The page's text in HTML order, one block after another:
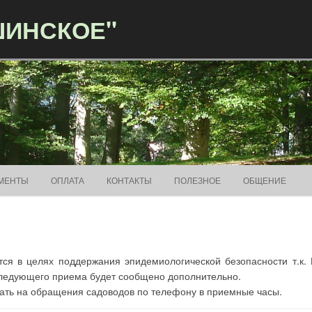
ОПЛАТА КОНТАКТЫ ПОЛЕЗНОЕ ОБЩЕНИЕ
в целях поддержания эпидемиологической безопасности
приема будет сообщено дополнительно.
на обращения садоводов по телефону в приемные часы.